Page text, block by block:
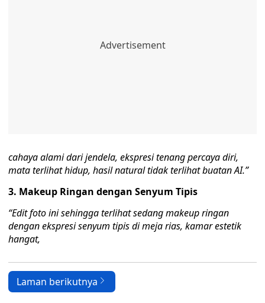
cahaya alami dari jendela, ekspresi tenang percaya diri,
mata terlihat hidup, hasil natural tidak terlihat buatan AI.”
3. Makeup Ringan dengan Senyum Tipis
“Edit foto ini sehingga terlihat sedang makeup ringan
dengan ekspresi senyum tipis di meja rias, kamar estetik
hangat,
Laman berikutnya